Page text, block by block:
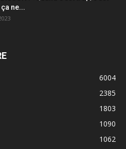
ne...
6004
2385
1803
1090
1062